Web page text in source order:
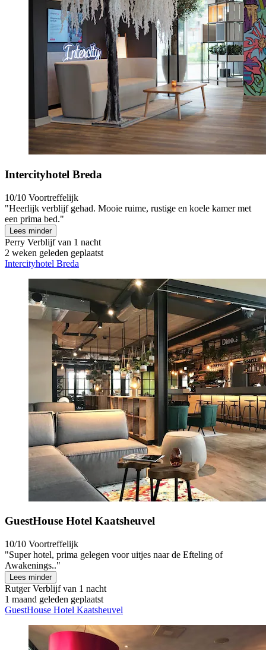
Intercityhotel Breda
10/10 Voortreffelijk
"Heerlijk verblijf gehad. Mooie ruime, rustige en koele kamer met
een prima bed."
Lees minder
Perry Verblijf van 1 nacht
2 weken geleden geplaatst
Intercityhotel Breda
GuestHouse Hotel Kaatsheuvel
10/10 Voortreffelijk
"Super hotel, prima gelegen voor uitjes naar de Efteling of
Awakenings.."
Lees minder
RutgerVerblijf van 1 nacht
1 maand geleden geplaatst
GuestHouse Hotel Kaatsheuvel